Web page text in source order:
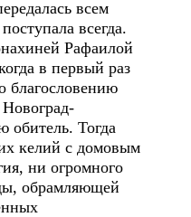
всем
всегда.
Рафаилой
в первый раз
благословению
обитель. Тогда
келий с домовым
ни огромного
обрамляющей